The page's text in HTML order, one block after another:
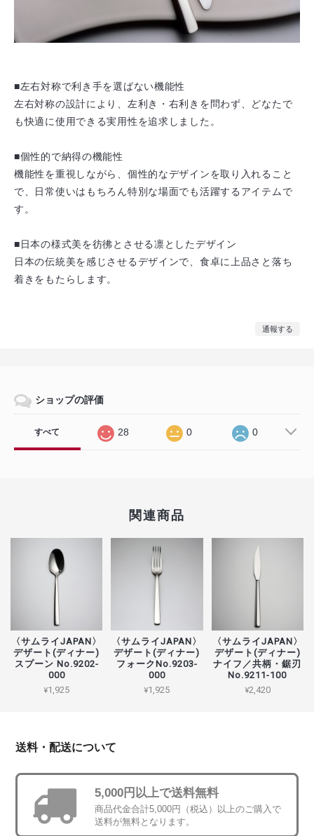
■左右対称で利き手を選ばない機能性
左右対称の設計により、左利き・右利きを問わず、どなたで
も快適に使用できる実用性を追求しました。
■個性的で納得の機能性
機能性を重視しながら、個性的なデザインを取り入れること
で、日常使いはもちろん特別な場面でも活躍するアイテムで
す。
■日本の様式美を彷彿とさせる凛としたデザイン
日本の伝統美を感じさせるデザインで、食卓に上品さと落ち
着きをもたらします。
通報する
ショップの評価
すべて 28 0 0
関連商品
〈サムライJAPAN〉
デザート(ディナー)
スプーン No.9202-
000
¥1,925
〈サムライJAPAN〉
デザート(ディナー)
フォークNo.9203-
000
¥1,925
〈サムライJAPAN〉
デザート(ディナー)
ナイフ／共柄・鋸刃
No.9211-100
¥2,420
送料・配送について
5,000円以上で送料無料
商品代金合計5,000円（税込）以上のご購入で
送料が無料となります。